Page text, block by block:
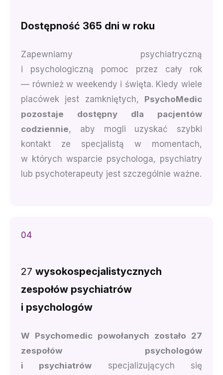
Dostępność 365 dni w roku
Zapewniamy psychiatryczną
i psychologiczną pomoc przez cały rok
— również w weekendy i święta. Kiedy wiele
placówek jest zamkniętych, PsychoMedic
pozostaje dostępny dla pacjentów
codziennie, aby mogli uzyskać szybki
kontakt ze specjalistą w momentach,
w których wsparcie psychologa, psychiatry
lub psychoterapeuty jest szczególnie ważne.
04
27 wysokospecjalistycznych
zespołów psychiatrów
i psychologów
W Psychomedic powołanych zostało 27
zespołów psychologów
i psychiatrów specjalizujących się